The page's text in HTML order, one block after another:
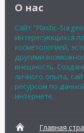
О нас
Сайт “Plastic-
интересующихся
косметологией,
другими
внешность.
личного опыта,
ресурсом по
интернете.
Главная